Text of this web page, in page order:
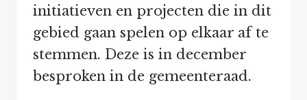
initiatieven en projecten die in dit
gebied gaan spelen op elkaar af te
stemmen. Deze is in december
besproken in de gemeenteraad.